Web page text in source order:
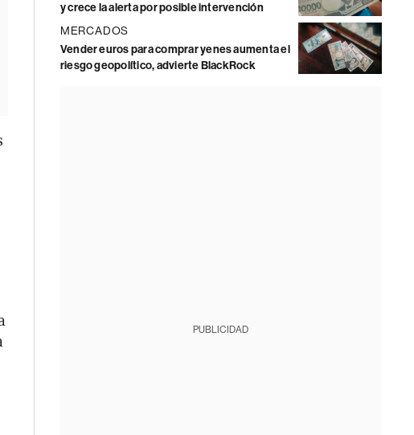
y crece la alerta por posible intervención
MERCADOS
Vender euros para comprar yenes aumenta el
riesgo geopolítico, advierte BlackRock
PUBLICIDAD